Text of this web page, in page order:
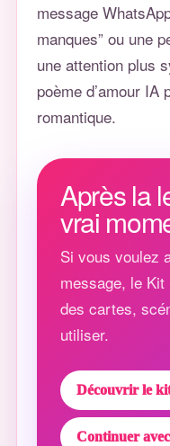
message
manques” ou une
une attention plus
poème d’amour IA
romantique.
Après la
vrai
Si vous voulez
message, le
des cartes,
utiliser.
Découvrir le
Continuer